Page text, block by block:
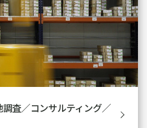
調査／コンサルティング／